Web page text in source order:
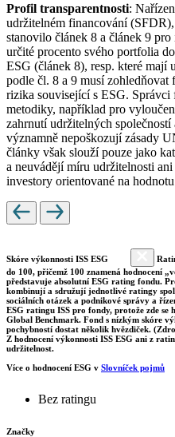
Profil transparentnosti:
udržitelném financování
stanovilo článek 8 a článek 9
určité procento svého portfolia
ESG (článek 8), resp. které mají
podle čl. 8 a 9 musí
rizika související s ESG.
metodiky, například pro
zahrnutí udržitelných
významně nepoškozují zásady
články však slouží pouze jako
a neuvádějí míru udržitelnosti
investory orientované na
Skóre výkonnosti ISS ESG
do 100, přičemž 100 znamená hodnocení
představuje absolutní ESG rating fondu.
kombinují a sdružují jednotlivé ratingy
sociálních otázek a podnikové správy a
ESG ratingu ISS pro fondy, protože zde
Global Benchmark. Fond s nízkým skóre
pochybností dostat několik hvězdiček.
Z hodnocení výkonnosti ISS ESG ani z
udržitelnost.
Více o hodnocení ESG v Slovníček pojmů
Bez ratingu
Značky